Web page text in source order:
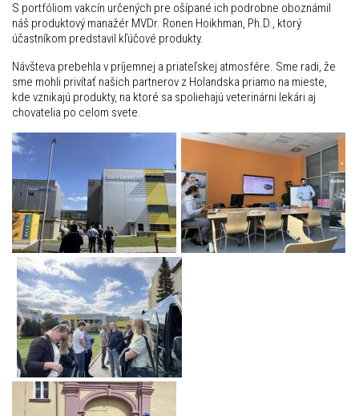
S portfóliom vakcín určených pre ošípané ich podrobne oboznámil
náš produktový manažér MVDr. Ronen Hoikhman, Ph.D., ktorý
účastníkom predstavil kľúčové produkty.
Návšteva prebehla v príjemnej a priateľskej atmosfére. Sme radi, že
sme mohli privítať našich partnerov z Holandska priamo na mieste,
kde vznikajú produkty, na ktoré sa spoliehajú veterinárni lekári aj
chovatelia po celom svete.